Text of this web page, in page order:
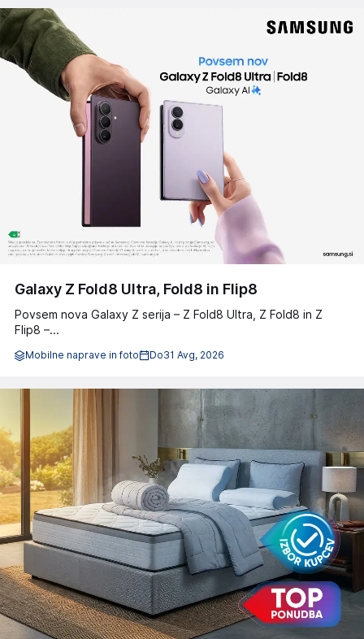
Galaxy Z Fold8 Ultra, Fold8 in Flip8
Povsem nova Galaxy Z serija – Z Fold8 Ultra, Z Fold8 in Z
Flip8 –...
Mobilne naprave in foto Do31 Avg, 2026